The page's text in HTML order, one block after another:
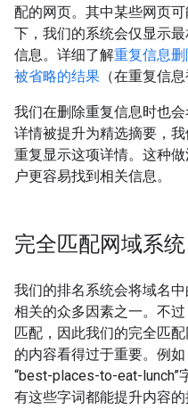
配的网页。其中某些网页
下，我们的系统会仅显示
信息。详细了解重复信息
被省略的结果 （在重复信
我们在删除重复信息时也
详情被提升为精选摘要，
重复显示这项详情。这种
户更容易找到相关信息。
完全匹配网域系统
我们的排名系统会将域名
相关的众多因素之一。不
匹配，因此我们的完全匹
的内容看得过于重要。例
“best-places-to-eat-lunch”
有这些字词都能提升内容